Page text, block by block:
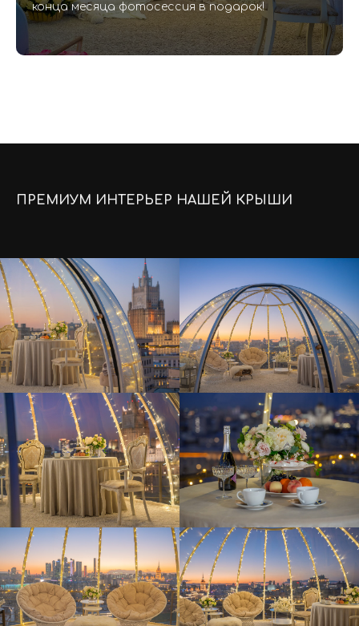
конца месяца фотосессия в подарок!
ПРЕМИУМ ИНТЕРЬЕР НАШЕЙ КРЫШИ